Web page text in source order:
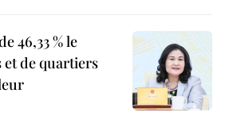
46,33 % le
et de quartiers